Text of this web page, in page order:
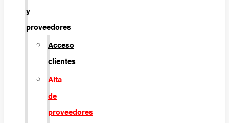
y
proveedores
Acceso
clientes
Alta
de
proveedores